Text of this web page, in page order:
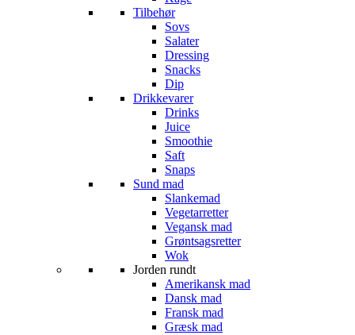
Tilbehør
Sovs
Salater
Dressing
Snacks
Dip
Drikkevarer
Drinks
Juice
Smoothie
Saft
Snaps
Sund mad
Slankemad
Vegetarretter
Vegansk mad
Grøntsagsretter
Wok
Jorden rundt
Amerikansk mad
Dansk mad
Fransk mad
Græsk mad